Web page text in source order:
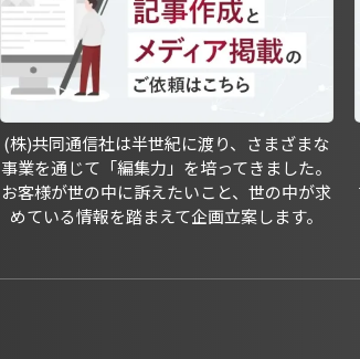
(株)共同通信社は半世紀に渡り、さまざまな
事業を通じて「編集力」を培ってきました。
お客様が世の中に訴えたいこと、世の中が求
めている情報を踏まえて企画立案します。